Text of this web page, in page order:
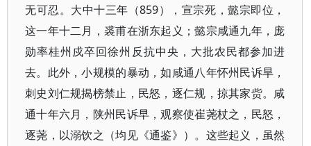
无可忍。大中十三年（859），宣宗死，懿宗即位，
这一年十二月，裘甫在浙东起义；懿宗咸通九年，庞
勋率桂州戍卒回徐州反抗中央，大批农民都参加进
去。此外，小规模的暴动，如咸通八年怀州民诉旱，
刺史刘仁规揭榜禁止，民怒，逐仁规，掠其家赀。咸
通十年六月，陕州民诉早，观察使崔荛杖之，民怒，
逐荛，以溺饮之（均见《通鉴》）。这些起义，虽然